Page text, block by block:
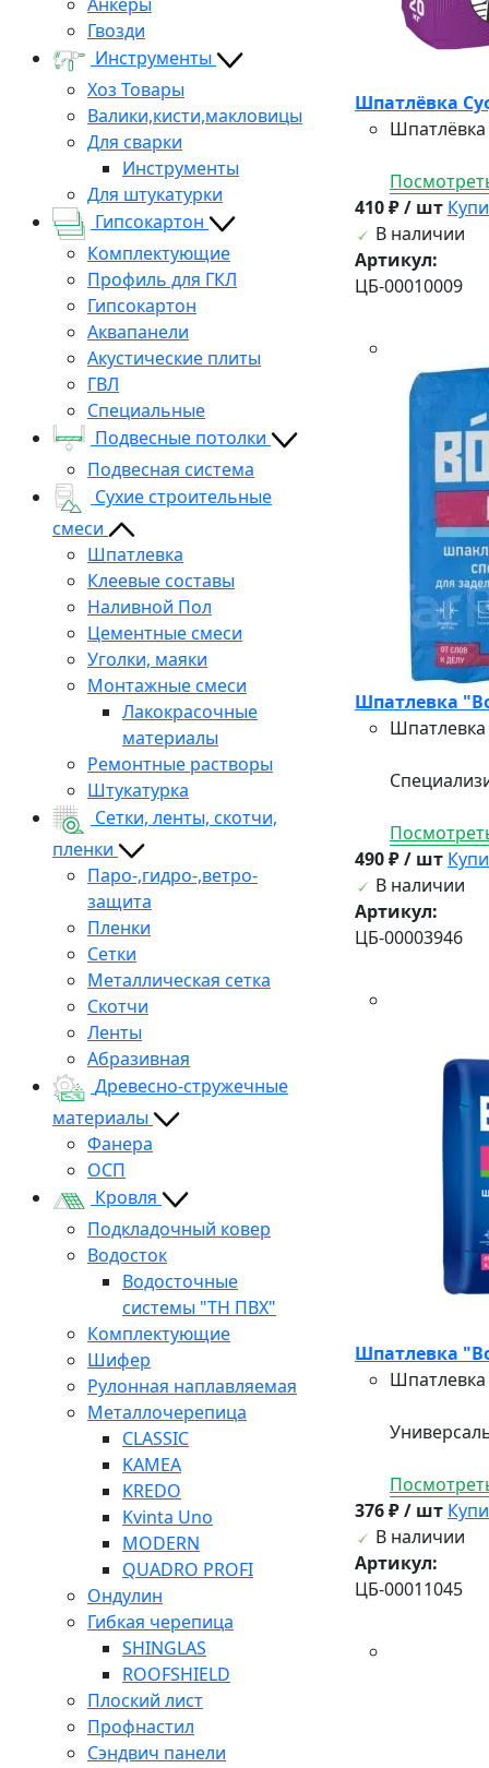
Гвозди
Инструменты
Хоз Товары
Валики,кисти,макловицы
Для сварки
Инструменты
Для штукатурки
Гипсокартон
Комплектующие
Профиль для ГКЛ
Гипсокартон
Аквапанели
Акустические плиты
ГВЛ
Специальные
Подвесные потолки
Подвесная система
Сухие строительные
смеси
Шпатлевка
Клеевые составы
Наливной Пол
Цементные смеси
Уголки, маяки
Монтажные смеси
Лакокрасочные
материалы
Ремонтные растворы
Штукатурка
Сетки, ленты, скотчи,
пленки
Паро-,гидро-,ветро-
защита
Пленки
Сетки
Металлическая сетка
Скотчи
Ленты
Абразивная
Древесно-стружечные
материалы
Фанера
ОСП
Кровля
Подкладочный ковер
Водосток
Водосточные
системы "ТН ПВХ"
Комплектующие
Шифер
Рулонная наплавляемая
Металлочерепица
CLASSIC
KAMEA
KREDO
Kvinta Uno
MODERN
QUADRO PROFI
Ондулин
Гибкая черепица
SHINGLAS
ROOFSHIELD
Плоский лист
Профнастил
Сэндвич панели
Шпатлёвка
Шпатлёвка
410 ₽ / шт
В наличии
Артикул:
ЦБ-00010009
Шпатлевка
490 ₽ / шт
В наличии
Артикул:
ЦБ-00003946
Шпатлевка
376 ₽ / шт
В наличии
Артикул:
ЦБ-00011045